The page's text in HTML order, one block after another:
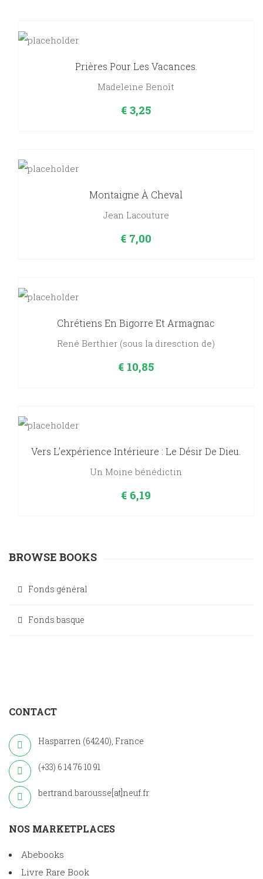
Prières Pour Les Vacances.
Madeleine Benoît
€ 3,25
Montaigne À Cheval
Jean Lacouture
€ 7,00
Chrétiens En Bigorre Et Armagnac
René Berthier (sous la diresction de)
€ 10,85
Vers L’expérience Intérieure : Le Désir De Dieu.
Un Moine bénédictin
€ 6,19
BROWSE BOOKS
Fonds général
Fonds basque
CONTACT
Hasparren (64240), France
(+33) 6 14 76 10 91
bertrand.barousse[at]neuf.fr
NOS MARKETPLACES
Abebooks
Livre Rare Book